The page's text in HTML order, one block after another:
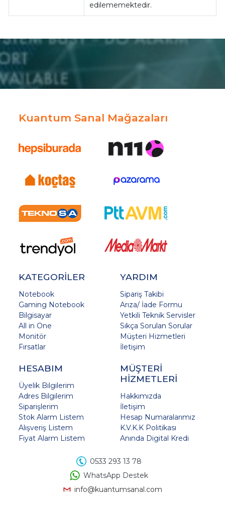
edilememektedir.
Kuantum Sanal Mağazaları
KATEGORİLER
Notebook
Gaming Notebook
Bilgisayar
All in One
Monitör
Fırsatlar
YARDIM
Sipariş Takibi
Arıza/ İade Formu
Yetkili Teknik Servisler
Sıkça Sorulan Sorular
Müşteri Hizmetleri
İletişim
HESABIM
Üyelik Bilgilerim
Adres Bilgilerim
Siparişlerim
Stok Alarm Listem
Alışveriş Listem
Fiyat Alarm Listem
MÜŞTERİ
HİZMETLERİ
Hakkımızda
İletişim
Hesap Numaralarımız
K.V.K.K Politikası
Anında Digital Kredi
0533 293 13 78
WhatsApp Destek
info@kuantumsanal.com